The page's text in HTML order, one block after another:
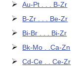
Au-Pt . . . B-Zr
B-Zr . . . Be-Zr
Bi-Br . . . Bi-Zr
Bk-Mo . .Ca-Zn
Cd-Ce . . Ce-Zr